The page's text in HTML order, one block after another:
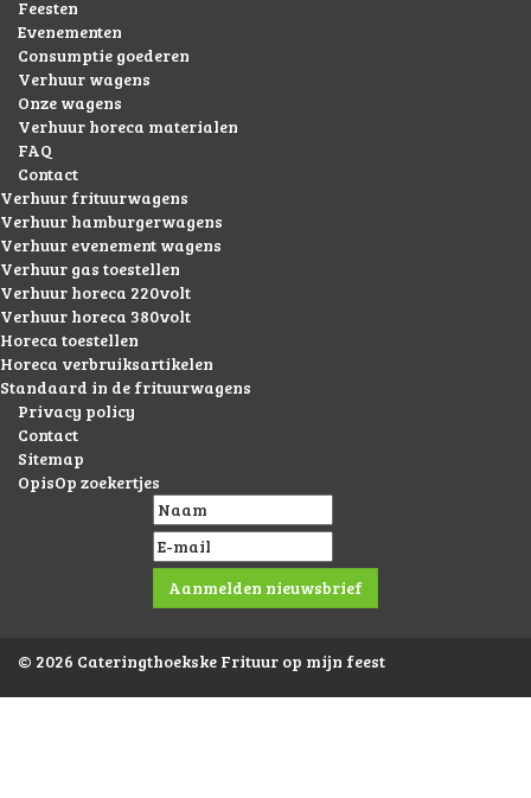
Feesten
Evenementen
Consumptie goederen
Verhuur wagens
Onze wagens
Verhuur horeca materialen
FAQ
Contact
Verhuur frituurwagens
Verhuur hamburgerwagens
Verhuur evenement wagens
Verhuur gas toestellen
Verhuur horeca 220volt
Verhuur horeca 380volt
Horeca toestellen
Horeca verbruiksartikelen
Standaard in de frituurwagens
Privacy policy
Contact
Sitemap
OpisOp zoekertjes
© 2026 Cateringthoekske Frituur op mijn feest